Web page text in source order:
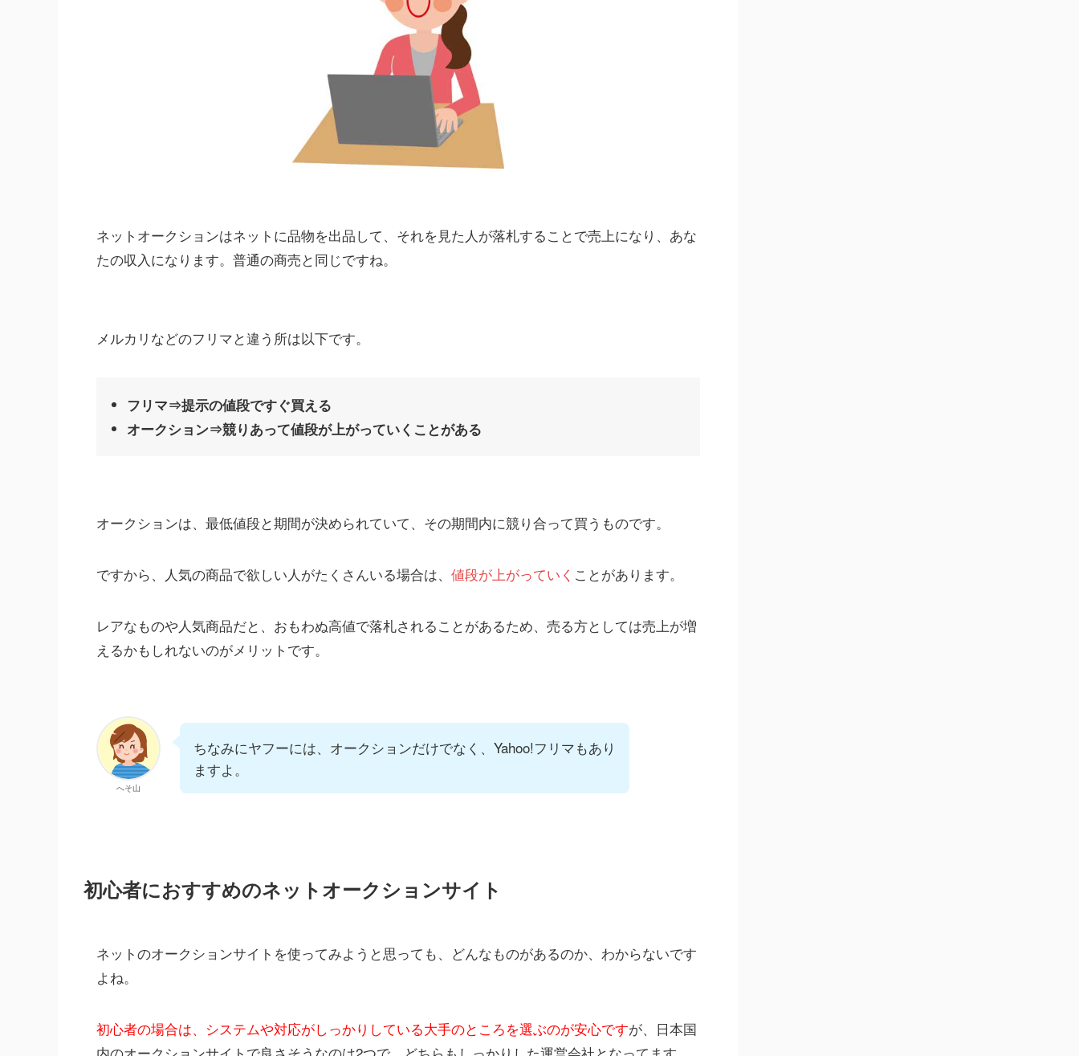
ネットオークションはネットに品物を出品して、それを見た人が落札することで売上になり、あな
たの収入になります。普通の商売と同じですね。
メルカリなどのフリマと違う所は以下です。
フリマ⇒提示の値段ですぐ買える
オークション⇒競りあって値段が上がっていくことがある
オークションは、最低値段と期間が決められていて、その期間内に競り合って買うものです。
ですから、人気の商品で欲しい人がたくさんいる場合は、 値段が上がっていく ことがあります。
レアなものや人気商品だと、おもわぬ高値で落札されることがあるため、売る方としては売上が増
えるかもしれないのがメリットです。
へそ山
ちなみにヤフーには、オークションだけでなく、Yahoo!フリマもあり
ますよ。
初心者におすすめのネットオークションサイト
ネットのオークションサイトを使ってみようと思っても、どんなものがあるのか、わからないです
よね。
初心者の場合は、システムや対応がしっかりしている大手のところを選ぶのが安心ですが、日本国